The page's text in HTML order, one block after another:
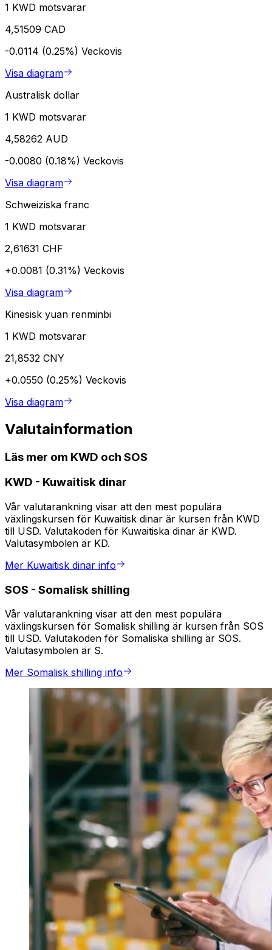
1 KWD motsvarar
4,51509 CAD
-0.0114 (0.25%) Veckovis
Visa diagram
Australisk dollar
1 KWD motsvarar
4,58262 AUD
-0.0080 (0.18%) Veckovis
Visa diagram
Schweiziska franc
1 KWD motsvarar
2,61631 CHF
+0.0081 (0.31%) Veckovis
Visa diagram
Kinesisk yuan renminbi
1 KWD motsvarar
21,8532 CNY
+0.0550 (0.25%) Veckovis
Visa diagram
Valutainformation
Läs mer om KWD och SOS
KWD - Kuwaitisk dinar
Vår valutarankning visar att den mest populära
växlingskursen för Kuwaitisk dinar är kursen från KWD
till USD. Valutakoden för Kuwaitiska dinar är KWD.
Valutasymbolen är KD.
Mer Kuwaitisk dinar info
SOS - Somalisk shilling
Vår valutarankning visar att den mest populära
växlingskursen för Somalisk shilling är kursen från SOS
till USD. Valutakoden för Somaliska shilling är SOS.
Valutasymbolen är S.
Mer Somalisk shilling info